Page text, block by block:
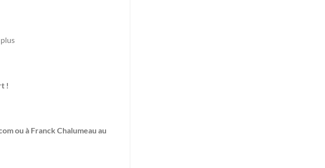
!
ou à Franck Chalumeau au